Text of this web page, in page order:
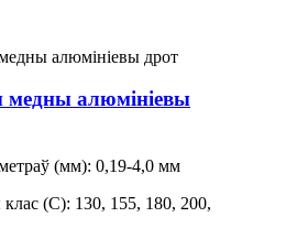
алюмініевы
(мм): 0,19-4,0 мм
(C): 130, 155, 180, 200,